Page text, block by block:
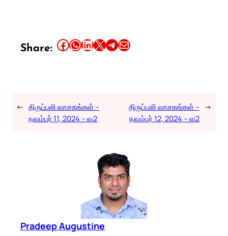
Share: Share this article on Facebook Share this article on WhatsApp Share this article on LinkedIn Share this article on X Share this article on TelegramEmail this Article
← திருப்பலி வாசகங்கள் –
நவம்பர் 11, 2024 – வ2
திருப்பலி வாசகங்கள் –
நவம்பர் 12, 2024 – வ2
→
Pradeep Augustine